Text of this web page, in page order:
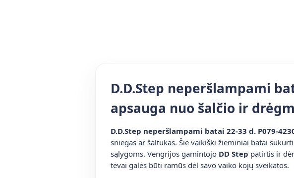
D.D.Step neperšlampami
apsauga nuo šalčio ir
D.D.Step neperšlampami batai 22-33 d. P079-
sniegas ar šaltukas. Šie vaikiški žieminiai batai
sąlygoms. Vengrijos gamintojo DD Step patirtis ir
tėvai galės būti ramūs dėl savo vaiko kojų sveikatos.